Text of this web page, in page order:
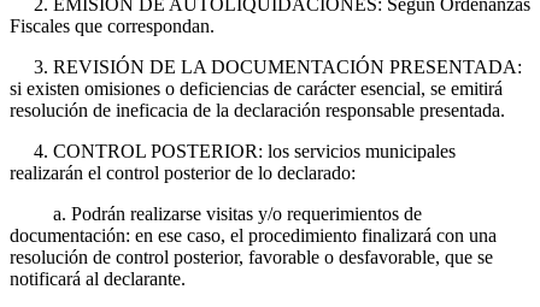
Fiscales que correspondan.
3. REVISIÓN DE LA DOCUMENTACIÓN PRESENTADA:
si existen omisiones o deficiencias de carácter esencial, se emitirá
resolución de ineficacia de la declaración responsable presentada.
4. CONTROL POSTERIOR: los servicios municipales
realizarán el control posterior de lo declarado:
a. Podrán realizarse visitas y/o requerimientos de
documentación: en ese caso, el procedimiento finalizará con una
resolución de control posterior, favorable o desfavorable, que se
notificará al declarante.